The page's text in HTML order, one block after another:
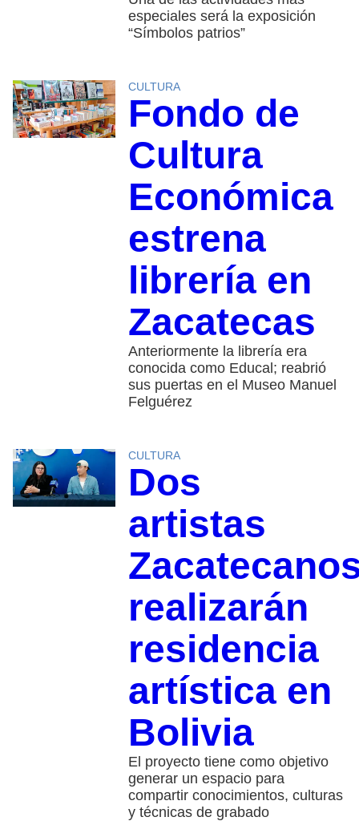
especiales será la exposición
“Símbolos patrios”
CULTURA
Fondo de
Cultura
Económica
estrena
librería en
Zacatecas
Anteriormente la librería era
conocida como Educal; reabrió
sus puertas en el Museo Manuel
Felguérez
CULTURA
Dos
artistas
realizarán
residencia
artística en
Bolivia
El proyecto tiene como objetivo
generar un espacio para
compartir conocimientos, culturas
y técnicas de grabado